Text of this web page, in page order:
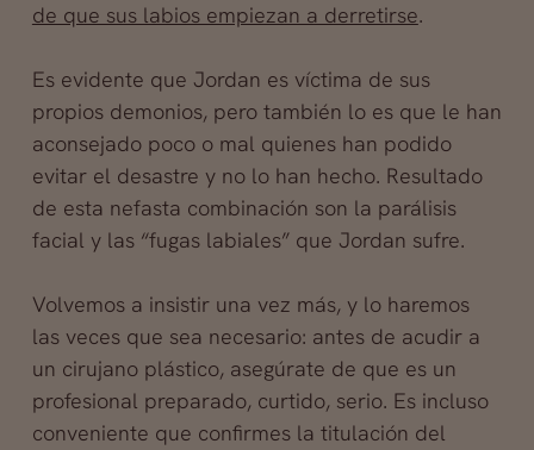
de que sus labios empiezan a derretirse.
Es evidente que Jordan es víctima de sus
propios demonios, pero también lo es que le han
aconsejado poco o mal quienes han podido
evitar el desastre y no lo han hecho. Resultado
de esta nefasta combinación son la parálisis
facial y las “fugas labiales” que Jordan sufre.
Volvemos a insistir una vez más, y lo haremos
las veces que sea necesario: antes de acudir a
un cirujano plástico, asegúrate de que es un
profesional preparado, curtido, serio. Es incluso
conveniente que confirmes la titulación del